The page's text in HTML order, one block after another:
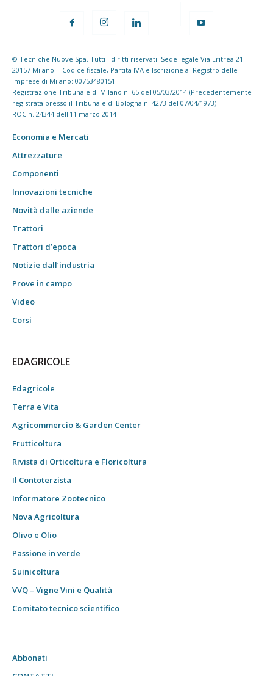
© Tecniche Nuove Spa. Tutti i diritti riservati. Sede legale Via Eritrea 21 -
20157 Milano | Codice fiscale, Partita IVA e Iscrizione al Registro delle
imprese di Milano: 00753480151
Registrazione Tribunale di Milano n. 65 del 05/03/2014 (Precedentemente
registrata presso il Tribunale di Bologna n. 4273 del 07/04/1973)
ROC n. 24344 dell'11 marzo 2014
Economia e Mercati
Attrezzature
Componenti
Innovazioni tecniche
Novità dalle aziende
Trattori
Trattori d’epoca
Notizie dall’industria
Prove in campo
Video
Corsi
EDAGRICOLE
Edagricole
Terra e Vita
Agricommercio & Garden Center
Frutticoltura
Rivista di Orticoltura e Floricoltura
Il Contoterzista
Informatore Zootecnico
Nova Agricoltura
Olivo e Olio
Passione in verde
Suinicoltura
VVQ – Vigne Vini e Qualità
Comitato tecnico scientifico
Abbonati